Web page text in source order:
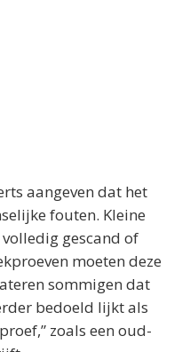
aangeven dat het
fouten. Kleine
gescand of
moeten deze
sommigen dat
bedoeld lijkt als
zoals een oud-